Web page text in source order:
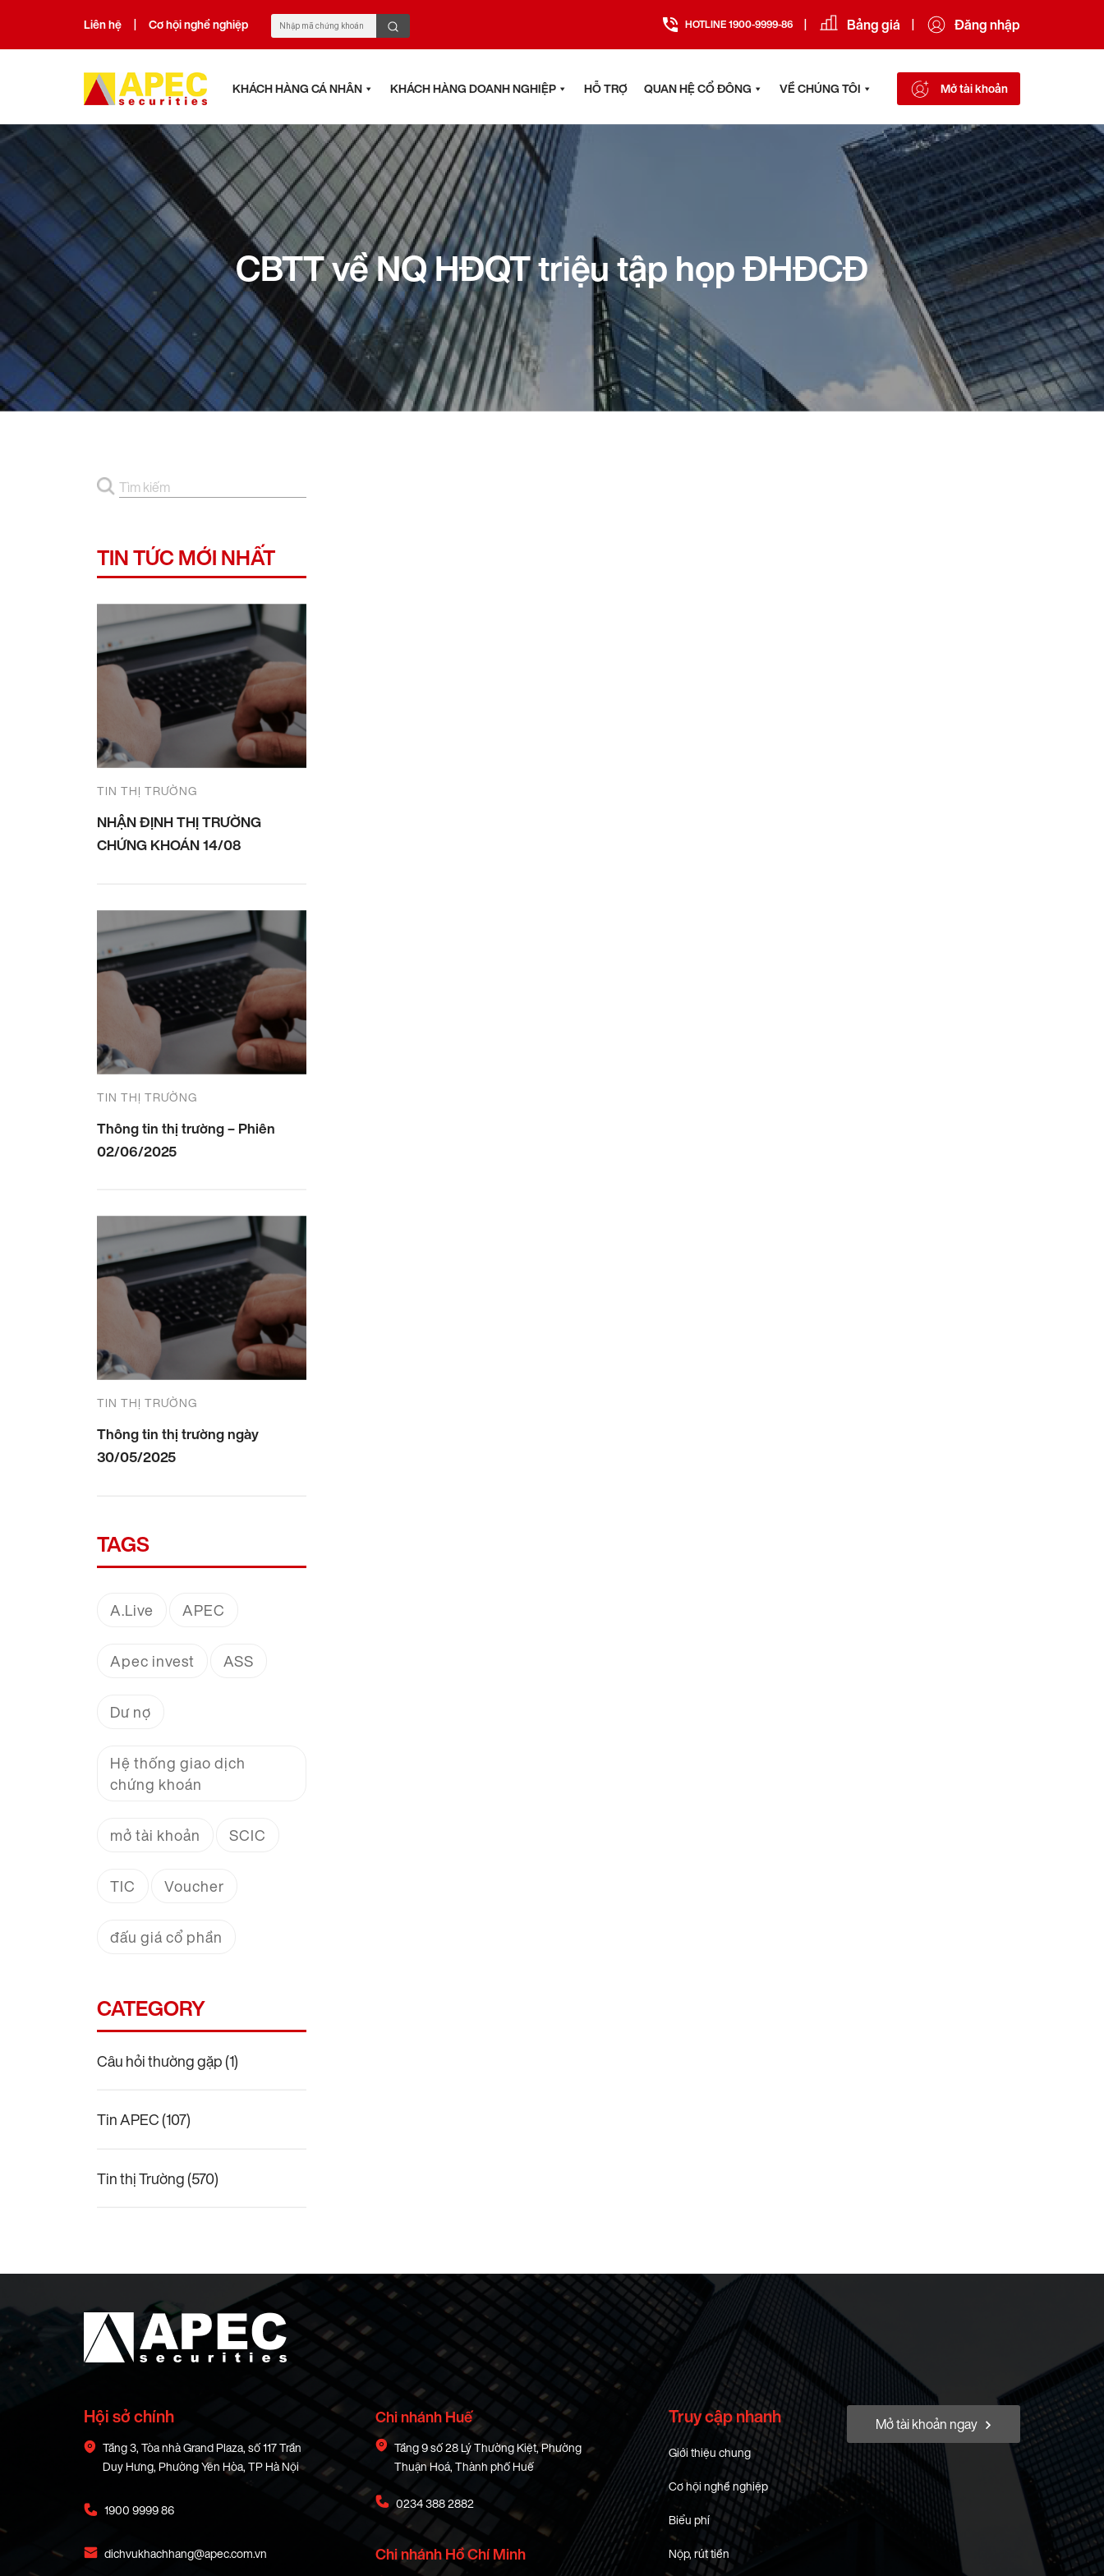
Liên hệ | Cơ hội nghề nghiệp HOTLINE 1900-9999-86 | Bảng giá | Đăng nhập
KHÁCH HÀNG CÁ NHÂN KHÁCH HÀNG DOANH NGHIỆP HỖ TRỢ QUAN HỆ CỔ ĐÔNG VỀ CHÚNG TÔI Mở tài khoản
CBTT về NQ HĐQT triệu tập họp ĐHĐCĐ
TIN TỨC MỚI NHẤT
TIN THỊ TRƯỜNG
NHẬN ĐỊNH THỊ TRƯỜNG
CHỨNG KHOÁN 14/08
TIN THỊ TRƯỜNG
Thông tin thị trường – Phiên
02/06/2025
TIN THỊ TRƯỜNG
Thông tin thị trường ngày
30/05/2025
TAGS
A.Live APEC
Apec invest ASS
Dư nợ
Hệ thống giao dịch
chứng khoán
mở tài khoản SCIC
TIC Voucher
đấu giá cổ phần
CATEGORY
Câu hỏi thường gặp(1)
Tin APEC(107)
Tin thị Trường(570)
Mở tài khoản ngay
Hội sở chính
Tầng 3, Tòa nhà Grand Plaza, số 117 Trần
Duy Hưng, Phường Yên Hòa, TP Hà Nội
1900 9999 86
dichvukhachhang@apec.com.vn
Chi nhánh Huế
Tầng 9 số 28 Lý Thường Kiệt, Phường
Thuận Hoá, Thành phố Huế
0234 388 2882
Chi nhánh Hồ Chí Minh
Truy cập nhanh
Giới thiệu chung
Cơ hội nghề nghiệp
Biểu phí
Nộp, rút tiền